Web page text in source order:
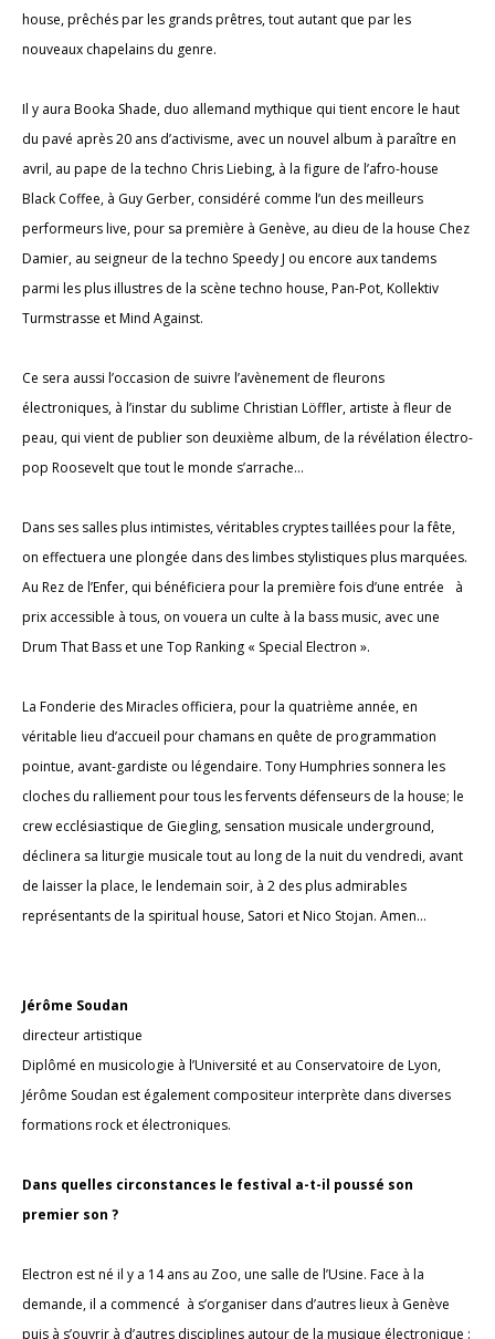
house, prêchés par les grands prêtres, tout autant que par les
nouveaux chapelains du genre.
Il y aura Booka Shade, duo allemand mythique qui tient encore le haut
du pavé après 20 ans d’activisme, avec un nouvel album à paraître en
avril, au pape de la techno Chris Liebing, à la figure de l’afro-house
Black Coffee, à Guy Gerber, considéré comme l’un des meilleurs
performeurs live, pour sa première à Genève, au dieu de la house Chez
Damier, au seigneur de la techno Speedy J ou encore aux tandems
parmi les plus illustres de la scène techno house, Pan-Pot, Kollektiv
Turmstrasse et Mind Against.
Ce sera aussi l’occasion de suivre l’avènement de fleurons
électroniques, à l’instar du sublime Christian Löffler, artiste à fleur de
peau, qui vient de publier son deuxième album, de la révélation électro-
pop Roosevelt que tout le monde s’arrache…
Dans ses salles plus intimistes, véritables cryptes taillées pour la fête,
on effectuera une plongée dans des limbes stylistiques plus marquées.
Au Rez de l’Enfer, qui bénéficiera pour la première fois d’une entrée à
prix accessible à tous, on vouera un culte à la bass music, avec une
Drum That Bass et une Top Ranking « Special Electron ».
La Fonderie des Miracles officiera, pour la quatrième année, en
véritable lieu d’accueil pour chamans en quête de programmation
pointue, avant-gardiste ou légendaire. Tony Humphries sonnera les
cloches du ralliement pour tous les fervents défenseurs de la house; le
crew ecclésiastique de Giegling, sensation musicale underground,
déclinera sa liturgie musicale tout au long de la nuit du vendredi, avant
de laisser la place, le lendemain soir, à 2 des plus admirables
représentants de la spiritual house, Satori et Nico Stojan. Amen…
Jérôme Soudan
directeur artistique
Diplômé en musicologie à l’Université et au Conservatoire de Lyon,
Jérôme Soudan est également compositeur interprète dans diverses
formations rock et électroniques.
Dans quelles circonstances le festival a-t-il poussé son
premier son ?
Electron est né il y a 14 ans au Zoo, une salle de l’Usine. Face à la
demande, il a commencé à s’organiser dans d’autres lieux à Genève
puis à s’ouvrir à d’autres disciplines autour de la musique électronique :